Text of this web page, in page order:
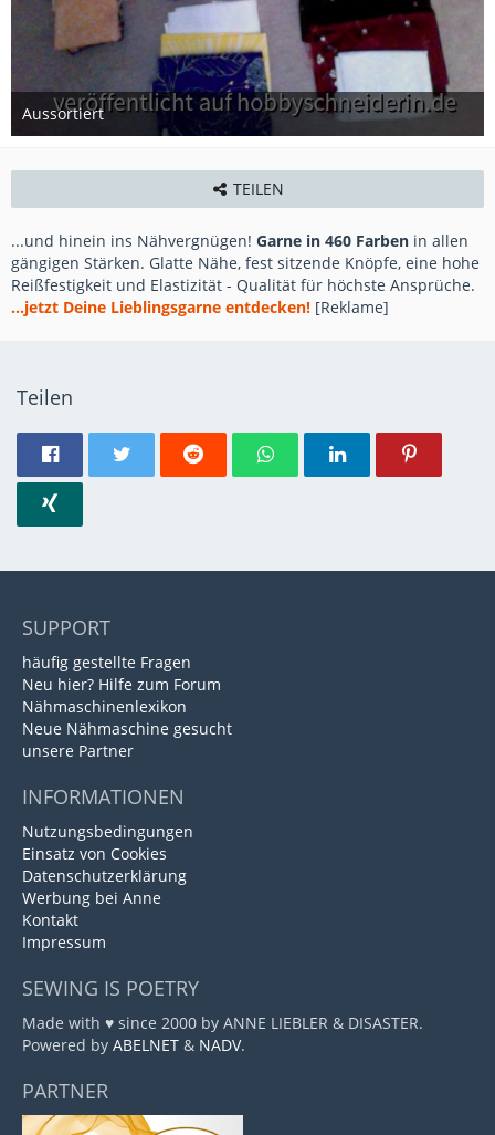
Aussortiert
1. September 2016
TEILEN
...und hinein ins Nähvergnügen! Garne in 460 Farben in allen
gängigen Stärken. Glatte Nähe, fest sitzende Knöpfe, eine hohe
Reißfestigkeit und Elastizität - Qualität für höchste Ansprüche.
...jetzt Deine Lieblingsgarne entdecken! [Reklame]
Teilen
SUPPORT
häufig gestellte Fragen
Neu hier? Hilfe zum Forum
Nähmaschinenlexikon
Neue Nähmaschine gesucht
unsere Partner
INFORMATIONEN
Nutzungsbedingungen
Einsatz von Cookies
Datenschutzerklärung
Werbung bei Anne
Kontakt
Impressum
SEWING IS POETRY
Made with ♥ since 2000 by ANNE LIEBLER & DISASTER.
Powered by ABELNET & NADV.
PARTNER